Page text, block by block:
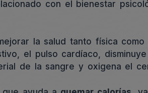
con el bienestar
la salud tanto física
el pulso cardíaco,
de la sangre y oxigena el